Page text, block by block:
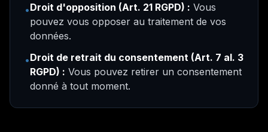
•Droit d'opposition (Art. 21 RGPD) : Vous
pouvez vous opposer au traitement de vos
données.
•Droit de retrait du consentement (Art. 7 al. 3
RGPD) : Vous pouvez retirer un consentement
donné à tout moment.